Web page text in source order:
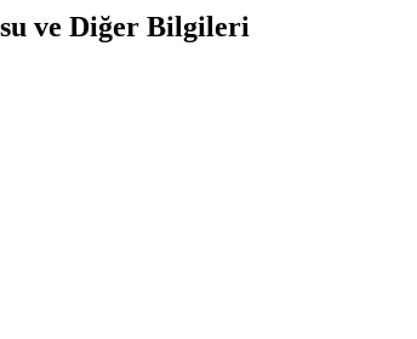
ve Diğer Bilgileri